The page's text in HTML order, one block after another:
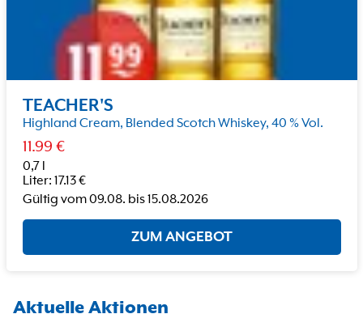
TEACHER'S
Highland Cream, Blended Scotch Whiskey, 40 % Vol.
11.99 €
0,7 l
Liter: 17.13€
Gültig vom09.08. bis15.08.2026
ZUM ANGEBOT
Aktuelle Aktionen